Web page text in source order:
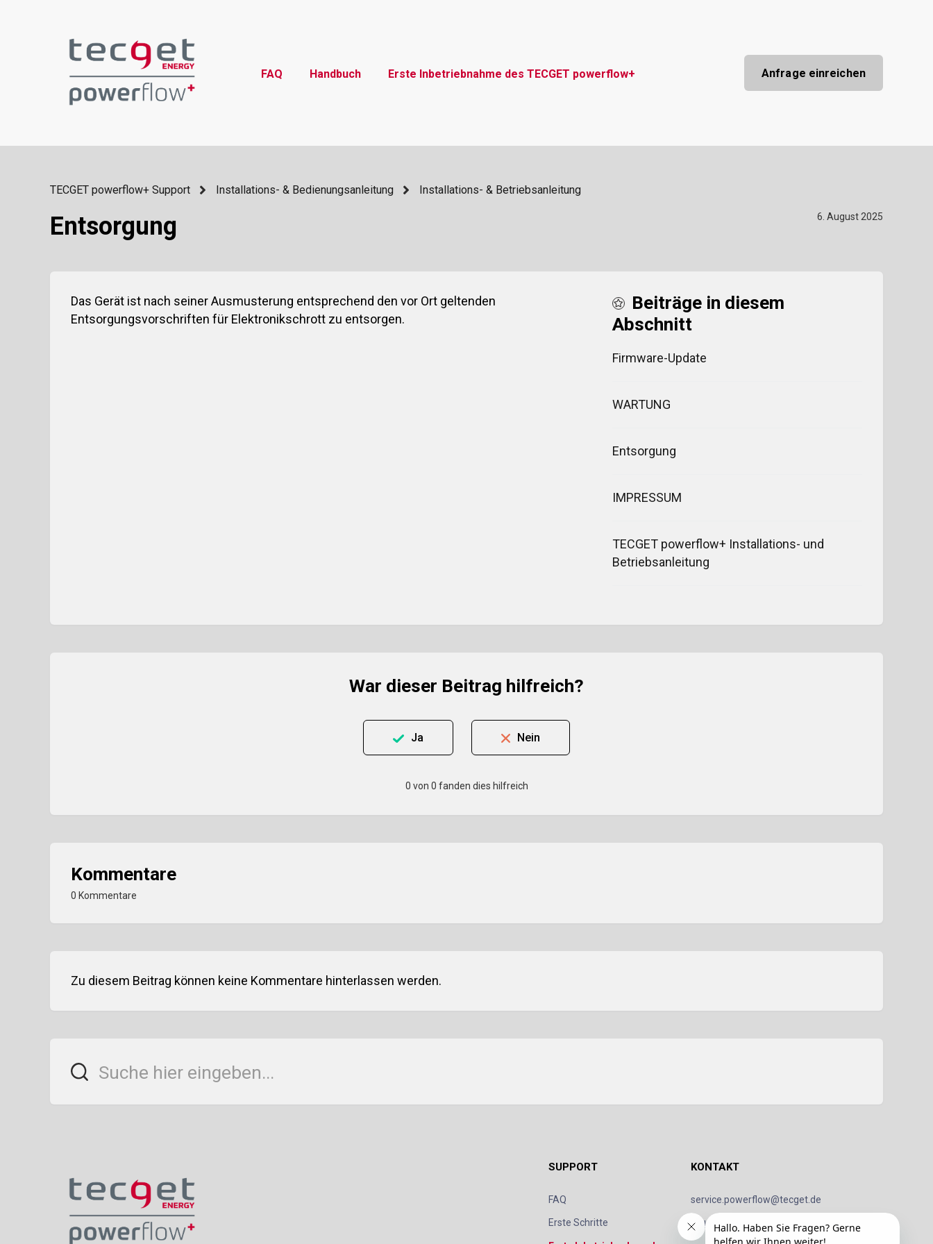
FAQ Handbuch Erste Inbetriebnahme des TECGET powerflow+ Anfrage einreichen
TECGET powerflow+ Support Installations- & Bedienungsanleitung Installations- & Betriebsanleitung
Entsorgung 6. August 2025
Das Gerät ist nach seiner Ausmusterung entsprechend den vor Ort geltenden
Entsorgungsvorschriften für Elektronikschrott zu entsorgen.
Beiträge in diesem
Abschnitt
Firmware-Update
WARTUNG
Entsorgung
IMPRESSUM
TECGET powerflow+ Installations- und
Betriebsanleitung
War dieser Beitrag hilfreich?
Ja Nein
0 von 0 fanden dies hilfreich
Kommentare
0 Kommentare
Zu diesem Beitrag können keine Kommentare hinterlassen werden.
SUPPORT
FAQ
Erste Schritte
KONTAKT
service.powerflow@tecget.de
Impressum Datenschutz